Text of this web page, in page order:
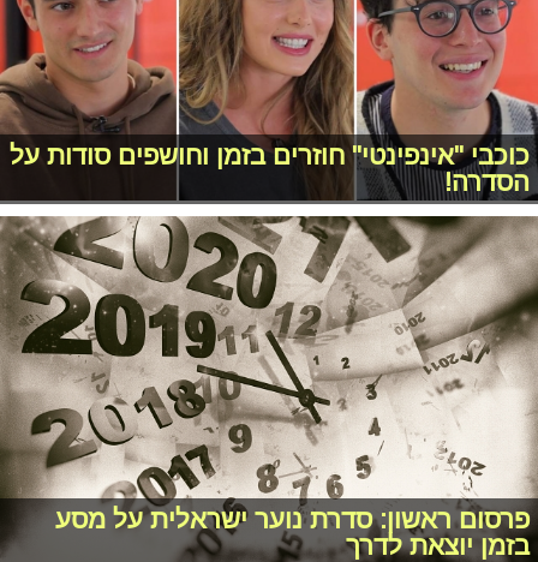
כוכבי "אינפינטי" חוזרים בזמן וחושפים סודות על
הסדרה!
פרסום ראשון: סדרת נוער ישראלית על מסע
בזמן יוצאת לדרך